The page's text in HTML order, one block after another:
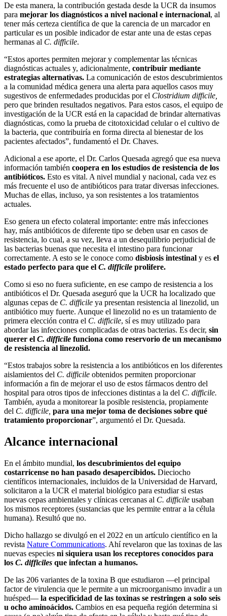
De esta manera, la contribución gestada desde la UCR da insumos
para mejorar los diagnósticos a nivel nacional e internacional, al
tener más certeza científica de que la carencia de un marcador en
particular es un posible indicador de estar ante una de estas cepas
hermanas al C. difficile.
“Estos aportes permiten mejorar y complementar las técnicas
diagnósticas actuales y, adicionalmente, contribuir mediante
estrategias alternativas. La comunicación de estos descubrimientos
a la comunidad médica genera una alerta para aquellos casos muy
sugestivos de enfermedades producidas por el Clostridium difficile,
pero que brinden resultados negativos. Para estos casos, el equipo de
investigación de la UCR está en la capacidad de brindar alternativas
diagnósticas, como la prueba de citotoxicidad celular o el cultivo de
la bacteria, que contribuiría en forma directa al bienestar de los
pacientes afectados”, fundamentó el Dr. Chaves.
Adicional a ese aporte, el Dr. Carlos Quesada agregó que esa nueva
información también coopera en los estudios de resistencia de los
antibióticos. Esto es vital. A nivel mundial y nacional, cada vez es
más frecuente el uso de antibióticos para tratar diversas infecciones.
Muchas de ellas, incluso, ya son resistentes a los tratamientos
actuales.
Eso genera un efecto colateral importante: entre más infecciones
hay, más antibióticos de diferente tipo se deben usar en casos de
resistencia, lo cual, a su vez, lleva a un desequilibrio perjudicial de
las bacterias buenas que necesita el intestino para funcionar
correctamente. A esto se le conoce como disbiosis intestinal y es el
estado perfecto para que el C. difficile prolifere.
Como si eso no fuera suficiente, en ese campo de resistencia a los
antibióticos el Dr. Quesada aseguró que la UCR ha localizado que
algunas cepas de C. difficile ya presentan resistencia al linezolid, un
antibiótico muy fuerte. Aunque el linezolid no es un tratamiento de
primera elección contra el C. difficile, sí es muy utilizado para
abordar las infecciones complicadas de otras bacterias. Es decir, sin
querer el C. difficile funciona como reservorio de un mecanismo
de resistencia al linezolid.
“Estos trabajos sobre la resistencia a los antibióticos en los diferentes
aislamientos del C. difficile obtenidos permiten proporcionar
información a fin de mejorar el uso de estos fármacos dentro del
hospital para otros tipos de infecciones distintas a la del C. difficile.
También, ayuda a monitorear la posible resistencia, propiamente
del C. difficile, para una mejor toma de decisiones sobre qué
tratamiento proporcionar”, argumentó el Dr. Quesada.
Alcance internacional
En el ámbito mundial, los descubrimientos del equipo
costarricense no han pasado desapercibidos. Dieciocho
científicos internacionales, incluidos de la Universidad de Harvard,
solicitaron a la UCR el material biológico para estudiar si estas
nuevas cepas ambientales y clínicas cercanas al C. difficile usaban
los mismos receptores (sustancias que les permite entrar a la célula
humana). Resultó que no.
Dicho hallazgo se divulgó en el 2022 en un artículo científico en la
revista Nature Communications. Ahí revelaron que las toxinas de las
nuevas especies ni siquiera usan los receptores conocidos para
los C. difficiles que infectan a humanos.
De las 206 variantes de la toxina B que estudiaron ―el principal
factor de virulencia que le permite a un microorganismo invadir a un
huésped― la especificidad de las toxinas se restringen a solo seis
u ocho aminoácidos. Cambios en esa pequeña región determina si